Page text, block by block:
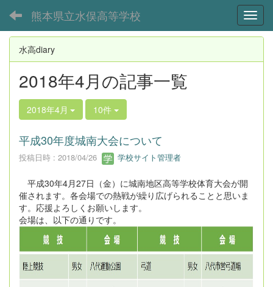
熊本県立水俣高等学校
水高diary
2018年4月の記事一覧
2018年4月 10件
平成30年度城南大会について
投稿日時 : 2018/04/26 学校サイト管理者
平成30年4月27日（金）に城南地区高等学校体育大会が開
催されます。各会場での熱戦が繰り広げられることと思いま
す。応援よろしくお願いします。
会場は、以下の通りです。